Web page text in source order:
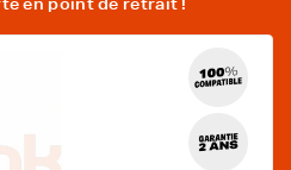
en point de retrait !